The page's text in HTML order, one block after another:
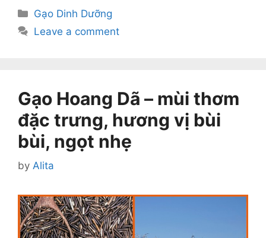
Categories
Gạo Dinh Dưỡng
Leave a comment
Gạo Hoang Dã – mùi thơm
đặc trưng, hương vị bùi
bùi, ngọt nhẹ
by Alita